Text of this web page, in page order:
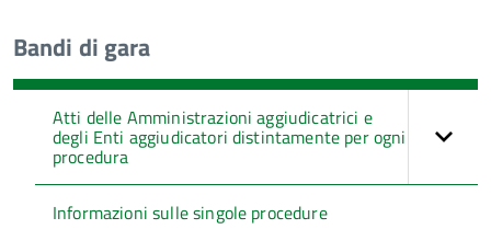
Bandi di gara
Atti delle Amministrazioni aggiudicatrici e
degli Enti aggiudicatori distintamente per ogni
procedura
Informazioni sulle singole procedure